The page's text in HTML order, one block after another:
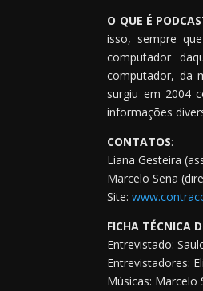
O QUE É
isso, sempre
computador
computador, da
surgiu em 2004
informações
CONTATOS:
Liana Gesteira
Marcelo Sena
Site:
FICHA TÉCNICA
Entrevistado:
Entrevistadores:
Músicas: Marcelo